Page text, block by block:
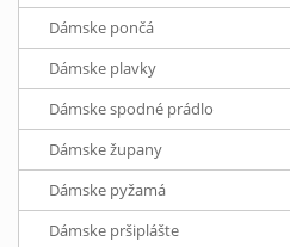
Dámske pončá
Dámske plavky
Dámske spodné prádlo
Dámske župany
Dámske pyžamá
Dámske pršiplášte